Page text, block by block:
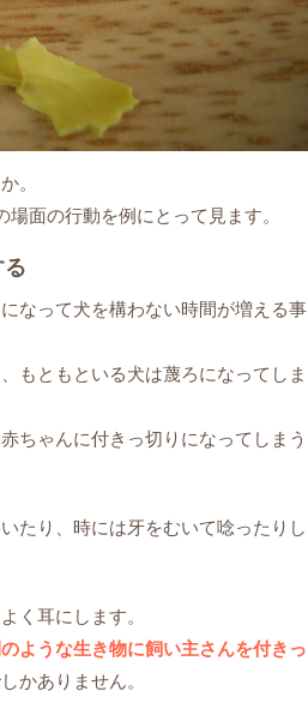
。
面の行動を例にとって見ます。
なって犬を構わない時間が増える事
もともといる犬は蔑ろになってしま
ちゃんに付きっ切りになってしまう
たり、時には牙をむいて唸ったりし
く耳にします。
ような生き物に飼い主さんを付きっ
かありません。